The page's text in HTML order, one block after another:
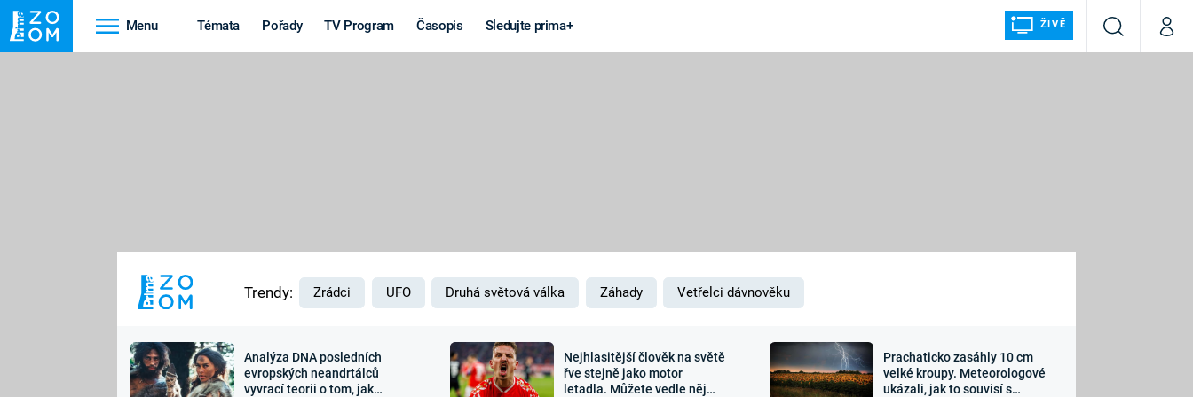
Menu Témata Pořady TV Program Časopis Sledujte prima+ ŽIVĚ
VyhledáváníMůj
MARS
Výročí
Záhady a
Zajímavosti Sledujte nás
Trendy: Zrádci UFO Druhá světová válka Záhady Vetřelci dávnověku
Analýza DNA posledních
evropských neandrtálců
vyvrací teorii o tom, jak
Nejhlasitější člověk na světě
řve stejně jako motor
letadla. Můžete vedle něj
Prachaticko zasáhly 10 cm
velké kroupy. Meteorologové
ukázali, jak to souvisí s